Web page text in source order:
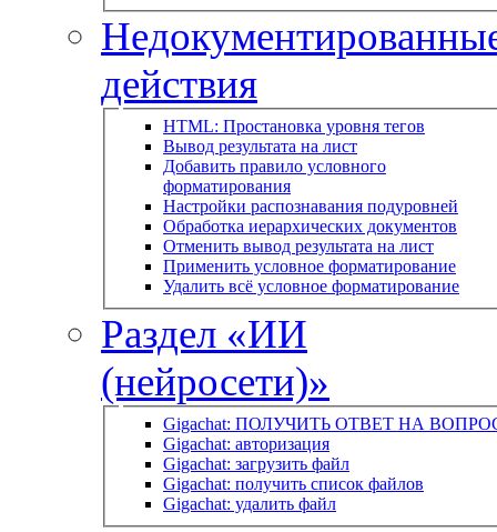
действия
HTML: Простановка уровня тегов
Вывод результата на лист
Добавить правило условного
форматирования
Настройки распознавания подуровней
Обработка иерархических документов
Отменить вывод результата на лист
Применить условное форматирование
Удалить всё условное форматирование
Раздел «ИИ
(нейросети)»
Gigachat: ПОЛУЧИТЬ ОТВЕТ НА
Gigachat: авторизация
Gigachat: загрузить файл
Gigachat: получить список файлов
Gigachat: удалить файл